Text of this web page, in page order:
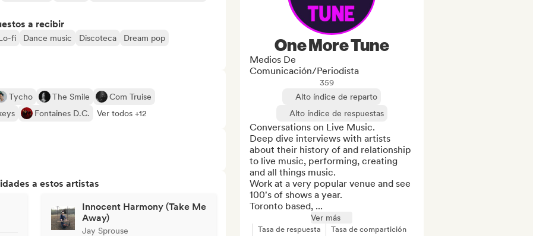
a recibir
fi Dance music Discoteca
Dream pop
Tycho The Smile
Com Truise
Fontaines D.C. Ver todos +12
a estos artistas
Innocent Harmony (Take Me
Away)
Jay Sprouse
One More Tune
Medios De
Comunicación/Periodista
359
Alto índice de reparto
Alto índice de respuestas
Conversations on Live Music.
Deep dive interviews with artists
about their history of and relationship
to live music, performing, creating
and all things music.
Work at a very popular venue and see
100's of shows a year.
Toronto based, ...
Ver más
Tasa de respuesta Tasa de compartición